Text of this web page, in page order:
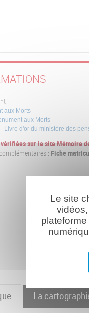
:
aux Morts
aux Morts
- Livre d'or du ministère des
sur le site Mémoire
: Fiche
La
Le site